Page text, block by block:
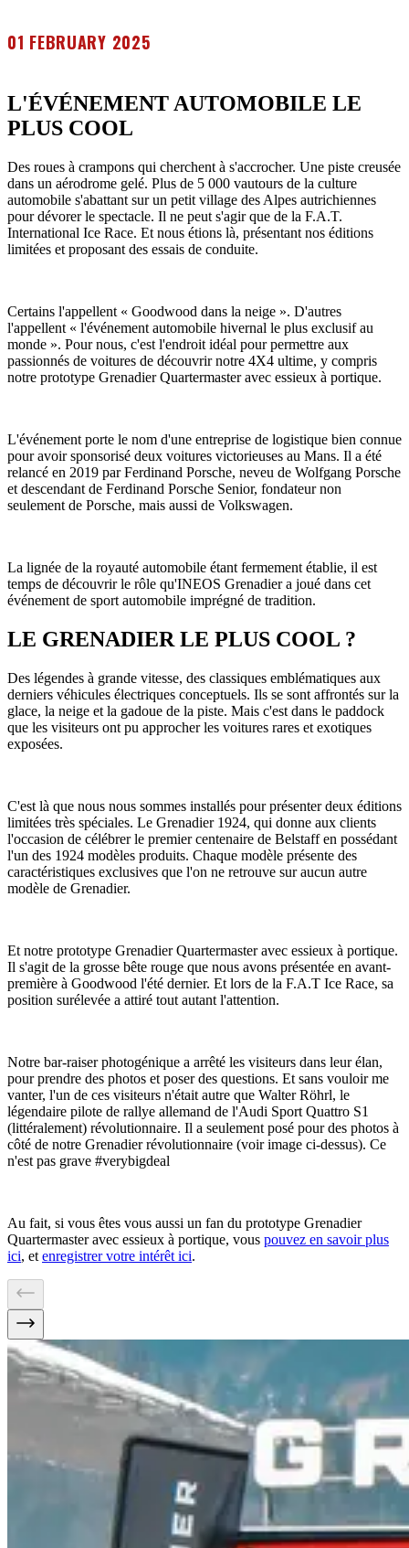
01 FEBRUARY 2025
L'ÉVÉNEMENT AUTOMOBILE LE
PLUS COOL
Des roues à crampons qui cherchent à s'accrocher. Une piste creusée
dans un aérodrome gelé. Plus de 5 000 vautours de la culture
automobile s'abattant sur un petit village des Alpes autrichiennes
pour dévorer le spectacle. Il ne peut s'agir que de la F.A.T.
International Ice Race. Et nous étions là, présentant nos éditions
limitées et proposant des essais de conduite.
Certains l'appellent « Goodwood dans la neige ». D'autres
l'appellent « l'événement automobile hivernal le plus exclusif au
monde ». Pour nous, c'est l'endroit idéal pour permettre aux
passionnés de voitures de découvrir notre 4X4 ultime, y compris
notre prototype Grenadier Quartermaster avec essieux à portique.
L'événement porte le nom d'une entreprise de logistique bien connue
pour avoir sponsorisé deux voitures victorieuses au Mans. Il a été
relancé en 2019 par Ferdinand Porsche, neveu de Wolfgang Porsche
et descendant de Ferdinand Porsche Senior, fondateur non
seulement de Porsche, mais aussi de Volkswagen.
La lignée de la royauté automobile étant fermement établie, il est
temps de découvrir le rôle qu'INEOS Grenadier a joué dans cet
événement de sport automobile imprégné de tradition.
LE GRENADIER LE PLUS COOL ?
Des légendes à grande vitesse, des classiques emblématiques aux
derniers véhicules électriques conceptuels. Ils se sont affrontés sur la
glace, la neige et la gadoue de la piste. Mais c'est dans le paddock
que les visiteurs ont pu approcher les voitures rares et exotiques
exposées.
C'est là que nous nous sommes installés pour présenter deux éditions
limitées très spéciales. Le Grenadier 1924, qui donne aux clients
l'occasion de célébrer le premier centenaire de Belstaff en possédant
l'un des 1924 modèles produits. Chaque modèle présente des
caractéristiques exclusives que l'on ne retrouve sur aucun autre
modèle de Grenadier.
Et notre prototype Grenadier Quartermaster avec essieux à portique.
Il s'agit de la grosse bête rouge que nous avons présentée en avant-
première à Goodwood l'été dernier. Et lors de la F.A.T Ice Race, sa
position surélevée a attiré tout autant l'attention.
Notre bar-raiser photogénique a arrêté les visiteurs dans leur élan,
pour prendre des photos et poser des questions. Et sans vouloir me
vanter, l'un de ces visiteurs n'était autre que Walter Röhrl, le
légendaire pilote de rallye allemand de l'Audi Sport Quattro S1
(littéralement) révolutionnaire. Il a seulement posé pour des photos à
côté de notre Grenadier révolutionnaire (voir image ci-dessus). Ce
n'est pas grave #verybigdeal
Au fait, si vous êtes vous aussi un fan du prototype Grenadier
Quartermaster avec essieux à portique, vous pouvez en savoir plus
ici, et enregistrer votre intérêt ici.